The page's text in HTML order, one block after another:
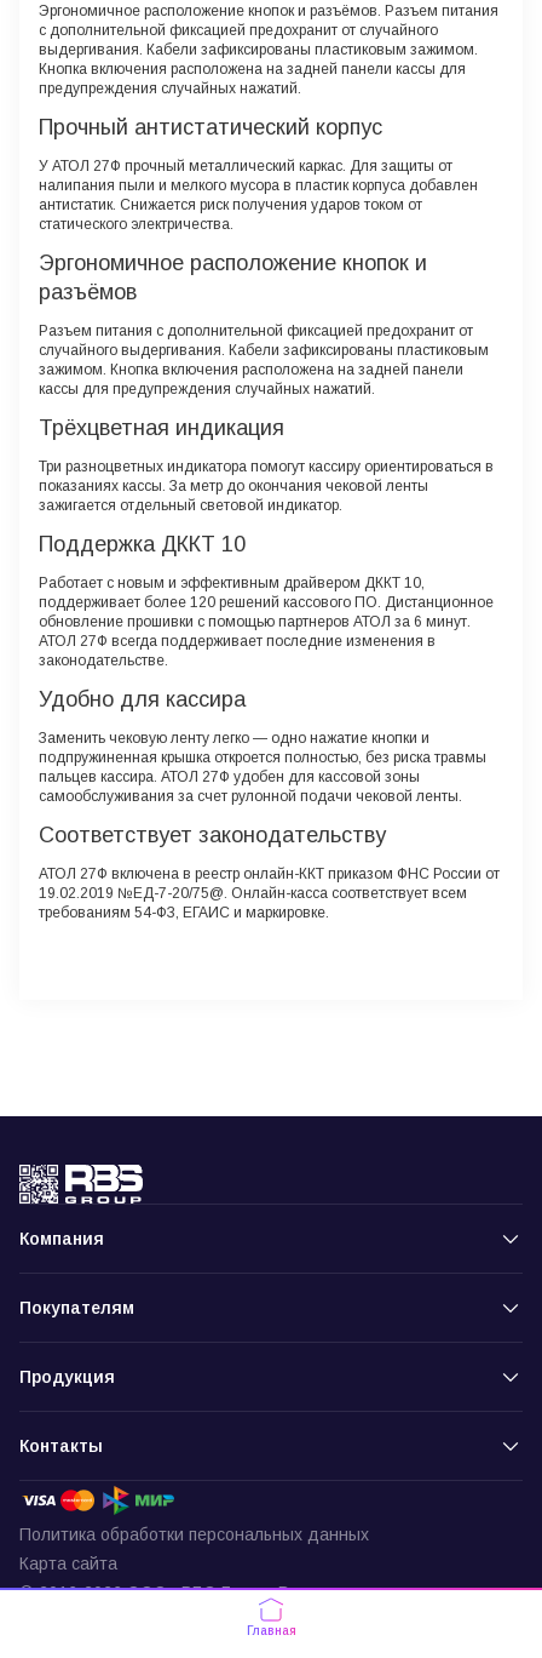
Эргономичное расположение кнопок и разъёмов. Разъем питания
с дополнительной фиксацией предохранит от случайного
выдергивания. Кабели зафиксированы пластиковым зажимом.
Кнопка включения расположена на задней панели кассы для
предупреждения случайных нажатий.​
Прочный антистатический корпус
У АТОЛ 27Ф прочный металлический каркас. Для защиты от
налипания пыли и мелкого мусора в пластик корпуса добавлен
антистатик. Снижается риск получения ударов током от
статического электричества.
Эргономичное расположение кнопок и
разъёмов
Разъем питания с дополнительной фиксацией предохранит от
случайного выдергивания. Кабели зафиксированы пластиковым
зажимом. Кнопка включения расположена на задней панели
кассы для предупреждения случайных нажатий.
Трёхцветная индикация
Три разноцветных индикатора помогут кассиру ориентироваться в
показаниях кассы. За метр до окончания чековой ленты
зажигается отдельный световой индикатор.
Поддержка ДККТ 10
Работает с новым и эффективным драйвером ДККТ 10,
поддерживает более 120 решений кассового ПО. Дистанционное
обновление прошивки с помощью партнеров АТОЛ за 6 минут.
АТОЛ 27Ф всегда поддерживает последние изменения в
законодательстве.
Удобно для кассира
Заменить чековую ленту легко — одно нажатие кнопки и
подпружиненная крышка откроется полностью, без риска травмы
пальцев кассира. АТОЛ 27Ф удобен для кассовой зоны
самообслуживания за счет рулонной подачи чековой ленты.
Соответствует законодательству
АТОЛ 27Ф включена в реестр онлайн-ККТ приказом ФНС России от
19.02.2019 №ЕД-7-20/75@. Онлайн-касса соответствует всем
требованиям 54-ФЗ, ЕГАИС и маркировке.
Компания
Покупателям
Продукция
Контакты
Политика обработки персональных данных
Карта сайта
© 2016-2026 ООО «РБС-Групп» Все права защищены
Главная